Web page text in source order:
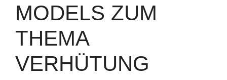
MODELS ZUM
THEMA
VERHÜTUNG